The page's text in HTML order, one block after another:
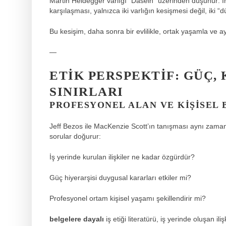
karşılaşması, yalnızca iki varlığın kesişmesi değil, iki
Bu kesişim, daha sonra bir evlilikle, ortak yaşamla ve
—
ETIK PERSPEKTIF:
SINIRLARI
PROFESYONEL ALAN VE KIŞISEL
Jeff Bezos ile MacKenzie Scott’ın tanışması aynı
sorular doğurur:
İş yerinde kurulan ilişkiler ne kadar özgürdür?
Güç hiyerarşisi duygusal kararları etkiler mi?
Profesyonel ortam kişisel yaşamı şekillendirir mi?
belgelere dayalı iş etiği literatürü, iş yerinde oluşan